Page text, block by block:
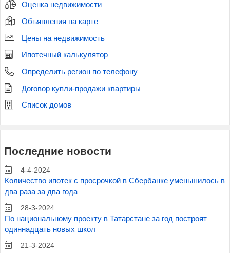
Оценка недвижимости
Объявления на карте
Цены на недвижимость
Ипотечный калькулятор
Определить регион по телефону
Договор купли-продажи квартиры
Список домов
Последние новости
4-4-2024
Количество ипотек с просрочкой в Сбербанке уменьшилось в
два раза за два года
28-3-2024
По национальному проекту в Татарстане за год построят
одиннадцать новых школ
21-3-2024